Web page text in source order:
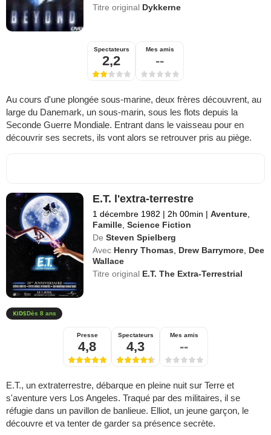
Titre original Dykkerne
Spectateurs
2,2
Mes amis
--
Au cours d'une plongée sous-marine, deux frères découvrent, au
large du Danemark, un sous-marin, sous les flots depuis la
Seconde Guerre Mondiale. Entrant dans le vaisseau pour en
découvrir ses secrets, ils vont alors se retrouver pris au piège.
E.T. l'extra-terrestre
1 décembre 1982 | 2h 00min | Aventure
Famille ,Science Fiction
De Steven Spielberg
Avec Henry Thomas Drew Barrymore Dee
Wallace
Titre original E.T. The Extra-Terrestrial
Dès 8 ans
Presse
4,8
Spectateurs
4,3
Mes amis
--
E.T., un extraterrestre, débarque en pleine nuit sur Terre et
s'aventure vers Los Angeles. Traqué par des militaires, il se
réfugie dans un pavillon de banlieue. Elliot, un jeune garçon, le
découvre et va tenter de garder sa présence secrète.